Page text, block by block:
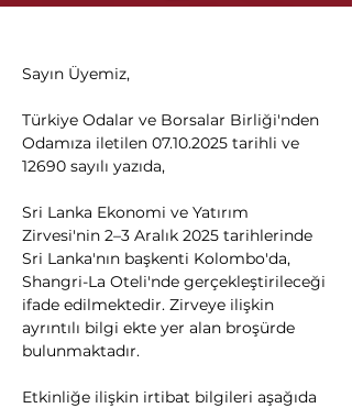
Sayın Üyemiz,
Türkiye Odalar ve Borsalar Birliği'nden
Odamıza iletilen 07.10.2025 tarihli ve
12690 sayılı yazıda,
Sri Lanka Ekonomi ve Yatırım
Zirvesi'nin 2–3 Aralık 2025 tarihlerinde
Sri Lanka'nın başkenti Kolombo'da,
Shangri-La Oteli'nde gerçekleştirileceği
ifade edilmektedir. Zirveye ilişkin
ayrıntılı bilgi ekte yer alan broşürde
bulunmaktadır.
Etkinliğe ilişkin irtibat bilgileri aşağıda